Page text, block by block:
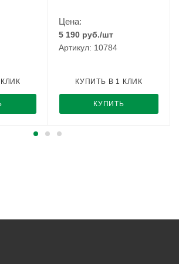
Цена:
5 190 руб./шт
Артикул: 10784
КУПИТЬ
КУПИТЬ В 1 КЛИК